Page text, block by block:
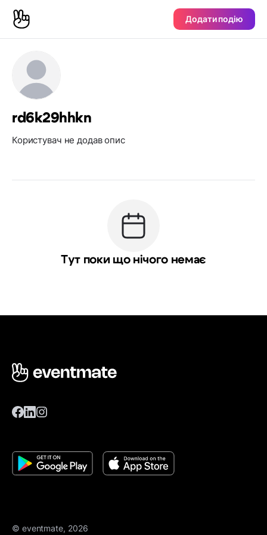
Додати подію
rd6k29hhkn
Користувач не додав опис
Тут поки що нічого немає
© eventmate, 2026